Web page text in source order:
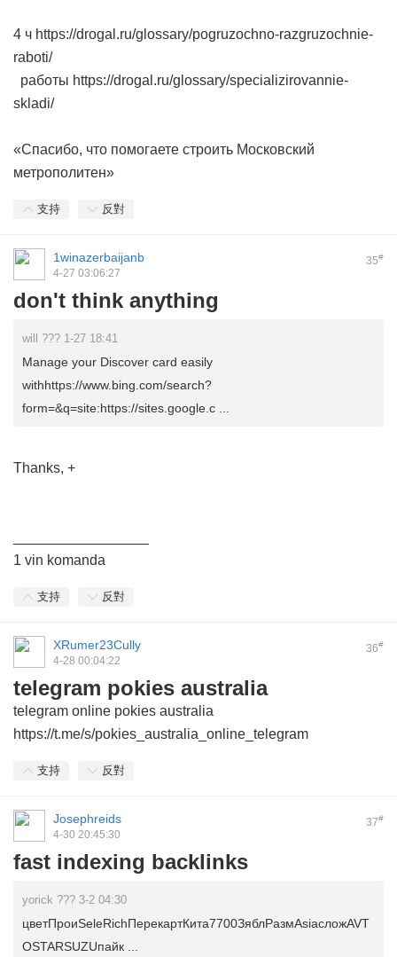
4 ч https://drogal.ru/glossary/pogruzochno-razgruzochnie-
raboti/
работы https://drogal.ru/glossary/specializirovannie-
skladi/
«Спасибо, что помогаете строить Московский
метрополитен»
支持 反對
35#
1winazerbaijanb
4-27 03:06:27
don't think anything
will ??? 1-27 18:41
Manage your Discover card easily
withhttps://www.bing.com/search?
form=&q=site:https://sites.google.c ...
Thanks, +
1 vin komanda
支持 反對
36#
XRumer23Cully
4-28 00:04:22
telegram pokies australia
telegram online pokies australia
https://t.me/s/pokies_australia_online_telegram
支持 反對
37#
Josephreids
4-30 20:45:30
fast indexing backlinks
yorick ??? 3-2 04:30
цветПроиSeleRichПерекартКита7700ЗяблРазмAsiaсложAVT
OSTARSUZUпайк ...